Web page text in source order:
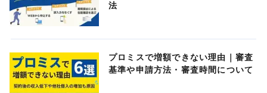
法
プロミスで増額できない理由｜審査
基準や申請方法・審査時間について